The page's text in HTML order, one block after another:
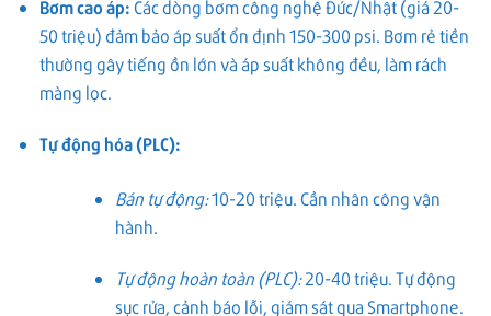
Bơm cao áp: Các dòng bơm công nghệ Đức/Nhật (giá 20-
50 triệu) đảm bảo áp suất ổn định 150-300 psi. Bơm rẻ tiền
thường gây tiếng ồn lớn và áp suất không đều, làm rách
màng lọc.
Tự động hóa (PLC):
Bán tự động:10-20 triệu. Cần nhân công vận
hành.
Tự động hoàn toàn (PLC):20-40 triệu. Tự động
sục rửa, cảnh báo lỗi, giám sát qua Smartphone.